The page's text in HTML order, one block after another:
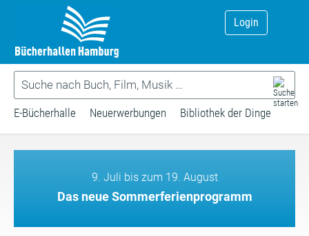
Login
E-Bücherhalle Neuerwerbungen Bibliothek der Dinge
9. Juli bis zum 19. August
Das neue Sommerferienprogramm